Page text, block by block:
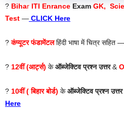
? Bihar ITI Enrance Exam GK,
Test — CLICK Here
?कंप्यूटर फंडामेंटलहिंदी भाषा में चित्र सहित —
? 12वीं (आर्ट्स) केऑब्जेक्टिव प्रश्न उत्तर&
? 10वीं ( बिहार बोर्ड) केऑब्जेक्टिव प्रश्न उत्तर
Here